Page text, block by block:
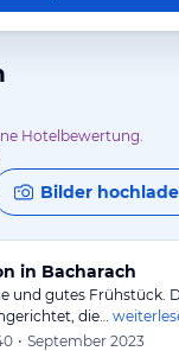
Hotelbewertung.
Bilder
in Bacharach
und gutes Frühstück.
die…
• September 2023